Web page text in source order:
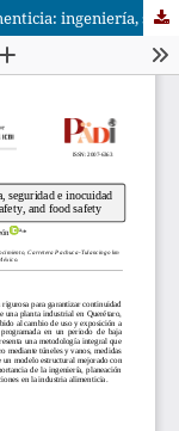
Demolición controlada en la industria alimenticia: ingeniería, seguridad e inocuidad